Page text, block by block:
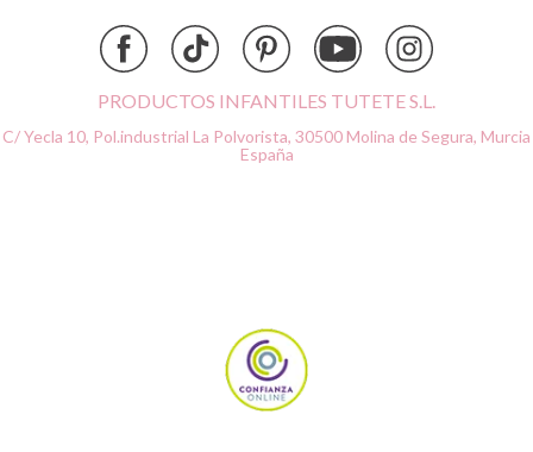
PRODUCTOS INFANTILES TUTETE S.L.
C/ Yecla 10, Pol.industrial La Polvorista, 30500 Molina de Segura, Murcia
España